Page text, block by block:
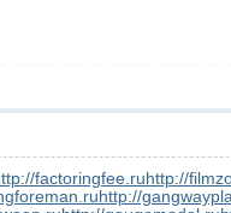
factoringfee.ruhttp://
http://